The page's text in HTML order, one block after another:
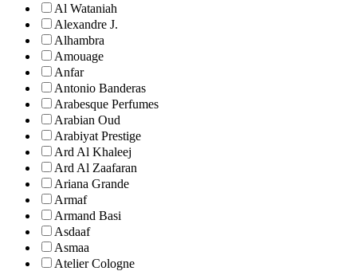
Al Wataniah
Alexandre J.
Alhambra
Amouage
Anfar
Antonio Banderas
Arabesque Perfumes
Arabian Oud
Arabiyat Prestige
Ard Al Khaleej
Ard Al Zaafaran
Ariana Grande
Armaf
Armand Basi
Asdaaf
Asmaa
Atelier Cologne